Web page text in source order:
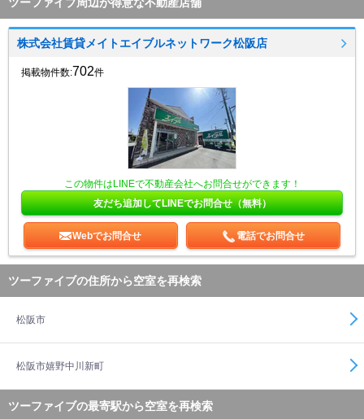
株式会社賃貸メイトエイブルネットワーク松阪店
掲載物件数:702件
この物件はLINEで不動産会社へお問合せができます！
友だち追加してLINEでお問合せ（無料）
Webでお問合せ 電話でお問合せ
ツーファイブの住所から空室を再検索
松阪市
松阪市嬉野中川新町
ツーファイブの最寄駅から空室を再検索